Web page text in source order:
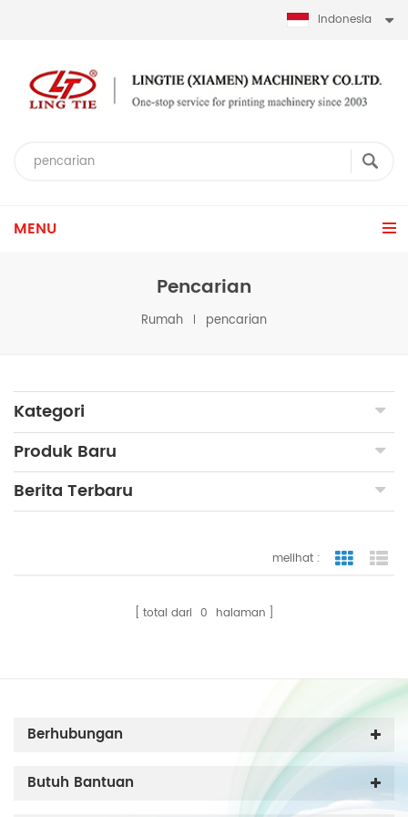
Indonesia
MENU
Pencarian
Rumah pencarian
Kategori
Produk Baru
Berita Terbaru
melihat :
total dari 0 halaman
Berhubungan
Butuh Bantuan